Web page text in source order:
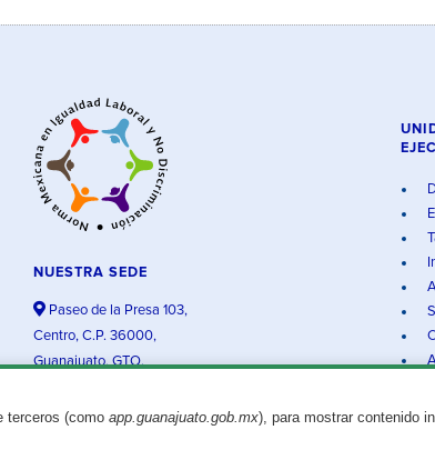
terceros (como app.guanajuato.gob.mx), para mostrar contenido
NUESTRA SEDE
Paseo de la Presa 103,
Centro, C.P. 36000,
Guanajuato, GTO.
Aviso legal© 2025 Gobierno del Estado de